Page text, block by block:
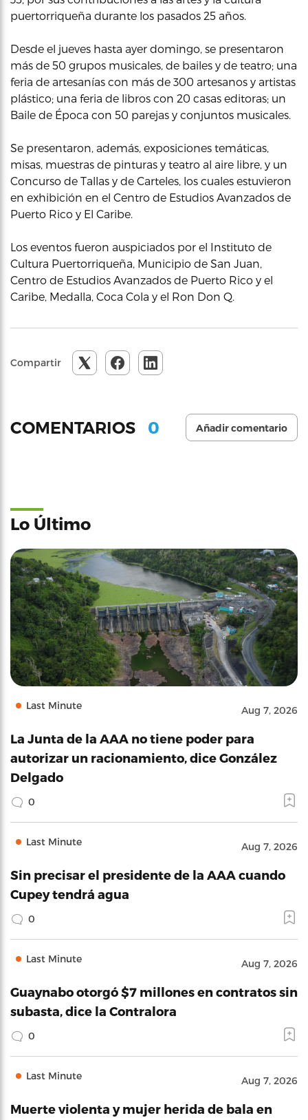
puertorriqueña durante los pasados 25 años.
Desde el jueves hasta ayer domingo, se presentaron
más de 50 grupos musicales, de bailes y de teatro; una
feria de artesanías con más de 300 artesanos y artistas
plástico; una feria de libros con 20 casas editoras; un
Baile de Época con 50 parejas y conjuntos musicales.
Se presentaron, además, exposiciones temáticas,
misas, muestras de pinturas y teatro al aire libre, y un
Concurso de Tallas y de Carteles, los cuales estuvieron
en exhibición en el Centro de Estudios Avanzados de
Puerto Rico y El Caribe.
Los eventos fueron auspiciados por el Instituto de
Cultura Puertorriqueña, Municipio de San Juan,
Centro de Estudios Avanzados de Puerto Rico y el
Caribe, Medalla, Coca Cola y el Ron Don Q.
Compartir
COMENTARIOS 0 Añadir comentario
Lo Último
Last Minute Aug 7, 2026
La Junta de la AAA no tiene poder para
autorizar un racionamiento, dice González
Delgado
0
Last Minute Aug 7, 2026
Sin precisar el presidente de la AAA cuando
Cupey tendrá agua
0
Last Minute Aug 7, 2026
Guaynabo otorgó $7 millones en contratos sin
subasta, dice la Contralora
0
Last Minute Aug 7, 2026
Muerte violenta y mujer herida de bala en